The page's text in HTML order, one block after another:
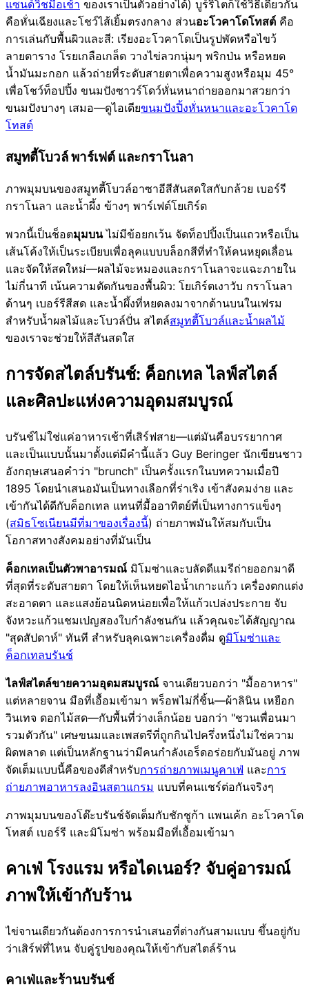
แซนด์วิชมื้อเช้า ของเราเป็นตัวอย่างได้) บูร์ริโตก็ใช้วิธีเดียวกัน
คือหั่นเฉียงและโชว์ไส้เยิ้มตรงกลาง ส่วนอะโวคาโดโทสต์ คือ
การเล่นกับพื้นผิวและสี: เรียงอะโวคาโดเป็นรูปพัดหรือไขว้
ลายตาราง โรยเกลือเกล็ด วางไข่ลวกนุ่มๆ พริกป่น หรือหยด
น้ำมันมะกอก แล้วถ่ายที่ระดับสายตาเพื่อความสูงหรือมุม 45°
เพื่อโชว์ท็อปปิ้ง ขนมปังซาวร์โดว์หั่นหนาถ่ายออกมาสวยกว่า
ขนมปังบางๆ เสมอ—ดูไอเดียขนมปังปิ้งหั่นหนาและอะโวคาโด
โทสต์
สมูทตี้โบวล์ พาร์เฟต์ และกราโนลา
ภาพมุมบนของสมูทตี้โบวล์อาซาอีสีสันสดใสกับกล้วย เบอร์รี
กราโนลา และน้ำผึ้ง ข้างๆ พาร์เฟต์โยเกิร์ต
พวกนี้เป็นช็อตมุมบนไม่มีข้อยกเว้น จัดท็อปปิ้งเป็นแถวหรือเป็น
เส้นโค้งให้เป็นระเบียบเพื่อลุคแบบบล็อกสีที่ทำให้คนหยุดเลื่อน
และจัดให้สดใหม่—ผลไม้จะหมองและกราโนลาจะแฉะภายใน
ไม่กี่นาที เน้นความตัดกันของพื้นผิว: โยเกิร์ตเงาวับ กราโนลา
ด้านๆ เบอร์รีสีสด และน้ำผึ้งที่หยดลงมาจากด้านบนในเฟรม
สำหรับน้ำผลไม้และโบวล์ปั่น สไตล์สมูทตี้โบวล์และน้ำผลไม้
ของเราจะช่วยให้สีสันสดใส
การจัดสไตล์บรันช์: ค็อกเทล ไลฟ์สไตล์
และศิลปะแห่งความอุดมสมบูรณ์
บรันช์ไม่ใช่แค่อาหารเช้าที่เสิร์ฟสาย—แต่มันคือบรรยากาศ
และเป็นแบบนั้นมาตั้งแต่มีคำนี้แล้ว Guy Beringer นักเขียนชาว
อังกฤษเสนอคำว่า "brunch" เป็นครั้งแรกในบทความเมื่อปี
1895 โดยนำเสนอมันเป็นทางเลือกที่ร่าเริง เข้าสังคมง่าย และ
เข้ากันได้ดีกับค็อกเทล แทนที่มื้ออาทิตย์ที่เป็นทางการแข็งๆ
(สมิธโซเนียนมีที่มาของเรื่องนี้) ถ่ายภาพมันให้สมกับเป็น
โอกาสทางสังคมอย่างที่มันเป็น
ค็อกเทลเป็นตัวพาอารมณ์ มิโมซ่าและบลัดดีแมรีถ่ายออกมาดี
ที่สุดที่ระดับสายตา โดยให้เห็นหยดไอน้ำเกาะแก้ว เครื่องตกแต่ง
สะอาดตา และแสงย้อนนิดหน่อยเพื่อให้แก้วเปล่งประกาย จับ
จังหวะแก้วแชมเปญสองใบกำลังชนกัน แล้วคุณจะได้สัญญาณ
"สุดสัปดาห์" ทันที สำหรับลุคเฉพาะเครื่องดื่ม ดูมิโมซ่าและ
ค็อกเทลบรันช์
ไลฟ์สไตล์ขายความอุดมสมบูรณ์ จานเดียวบอกว่า "มื้ออาหาร"
แต่หลายจาน มือที่เอื้อมเข้ามา พร็อพไม่กี่ชิ้น—ผ้าลินิน เหยือก
วินเทจ ดอกไม้สด—กับพื้นที่ว่างเล็กน้อย บอกว่า "ชวนเพื่อนมา
รวมตัวกัน" เศษขนมและเพสตรีที่ถูกกินไปครึ่งหนึ่งไม่ใช่ความ
ผิดพลาด แต่เป็นหลักฐานว่ามีคนกำลังเอร็ดอร่อยกับมันอยู่ ภาพ
จัดเต็มแบบนี้คือของดีสำหรับการถ่ายภาพเมนูคาเฟ่ และการ
ถ่ายภาพอาหารลงอินสตาแกรม แบบที่คนแชร์ต่อกันจริงๆ
ภาพมุมบนของโต๊ะบรันช์จัดเต็มกับชักชูก้า แพนเค้ก อะโวคาโด
โทสต์ เบอร์รี และมิโมซ่า พร้อมมือที่เอื้อมเข้ามา
คาเฟ่ โรงแรม หรือไดเนอร์? จับคู่อารมณ์
ภาพให้เข้ากับร้าน
ไข่จานเดียวกันต้องการการนำเสนอที่ต่างกันสามแบบ ขึ้นอยู่กับ
ว่าเสิร์ฟที่ไหน จับคู่รูปของคุณให้เข้ากับสไตล์ร้าน
คาเฟ่และร้านบรันช์